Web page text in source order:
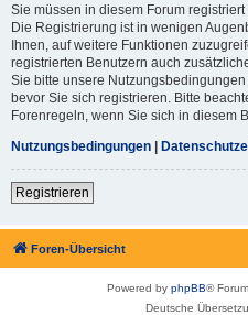
Sie müssen in diesem Forum
Die Registrierung ist in wenigen
Ihnen, auf weitere Funktionen
registrierten Benutzern auch
Sie bitte unsere
bevor Sie sich registrieren. Bitte
Forenregeln, wenn Sie sich in diesem
Nutzungsbedingungen |
Registrieren
Foren-Übersicht
Powered by phpBB®
Deutsche